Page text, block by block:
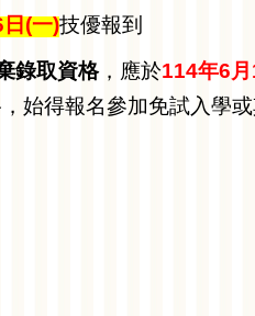
(一)技優報到
錄取資格，應於114年6
始得報名參加免試入學或